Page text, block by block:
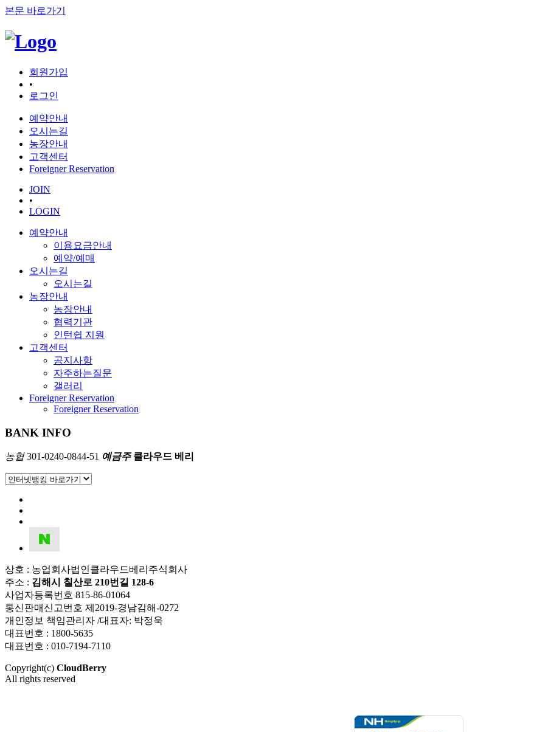
본문 바로가기
회원가입
•
로그인
예약안내
오시는길
농장안내
고객센터
Foreigner Reservation
JOIN
•
LOGIN
예약안내
이용요금안내
예약/예매
오시는길
오시는길
농장안내
농장안내
협력기관
인턴쉽 지원
고객센터
공지사항
자주하는질문
갤러리
Foreigner Reservation
Foreigner Reservation
BANK INFO
농협301-0240-0844-51 예금주클라우드 베리
상호 : 농업회사법인클라우드베리주식회사
주소 : 김해시 칠산로 210번길 128-6
사업자등록번호 815-86-01064
통신판매신고번호 제2019-경남김해-0272
개인정보 책임관리자 /대표자: 박정욱
대표번호 : 1800-5635
대표번호 : 010-7194-7110
Copyright(c) CloudBerry
All rights reserved